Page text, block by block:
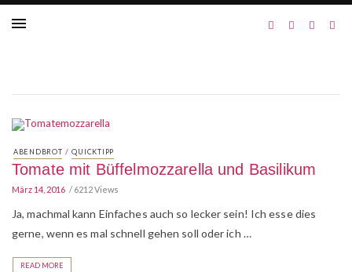
ABENDBROT / QUICKTIPP
Tomate mit Büffelmozzarella und Basilikum
März 14, 2016 6212 Views
Ja, machmal kann Einfaches auch so lecker sein! Ich esse dies
gerne, wenn es mal schnell gehen soll oder ich …
READ MORE